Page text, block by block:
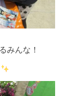
みんな！